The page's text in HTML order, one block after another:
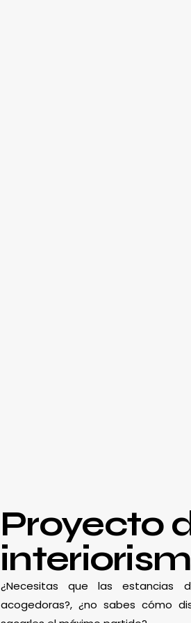
Proyecto
¿Necesitas que las estancias
acogedoras?, ¿no sabes cómo